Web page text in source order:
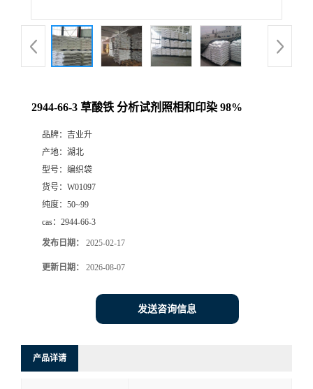
2944-66-3 草酸铁 分析试剂照相和印染 98%
品牌： 吉业升
产地： 湖北
型号： 编织袋
货号： W01097
纯度： 50~99
cas： 2944-66-3
发布日期： 2025-02-17
更新日期： 2026-08-07
发送咨询信息
产品详请